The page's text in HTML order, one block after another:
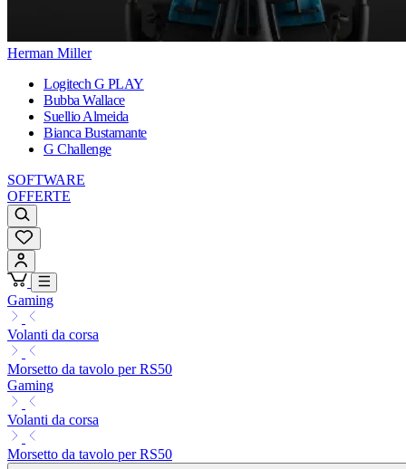
Herman Miller
Logitech G PLAY
Bubba Wallace
Suellio Almeida
Bianca Bustamante
G Challenge
SOFTWARE
OFFERTE
Gaming
Volanti da corsa
Morsetto da tavolo per RS50
Gaming
Volanti da corsa
Morsetto da tavolo per RS50